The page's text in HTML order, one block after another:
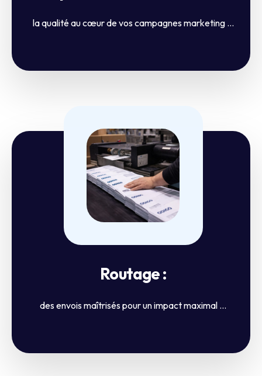
la qualité au cœur de vos campagnes marketing ...
Routage :
des envois maîtrisés pour un impact maximal ...